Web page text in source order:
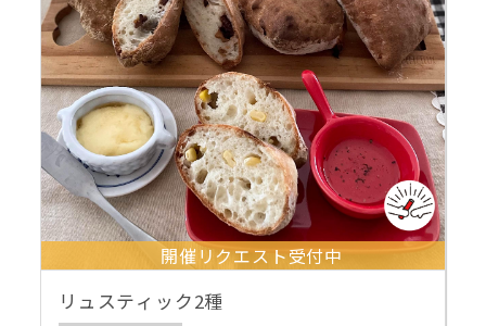
開催リクエスト受付中
リュスティック2種